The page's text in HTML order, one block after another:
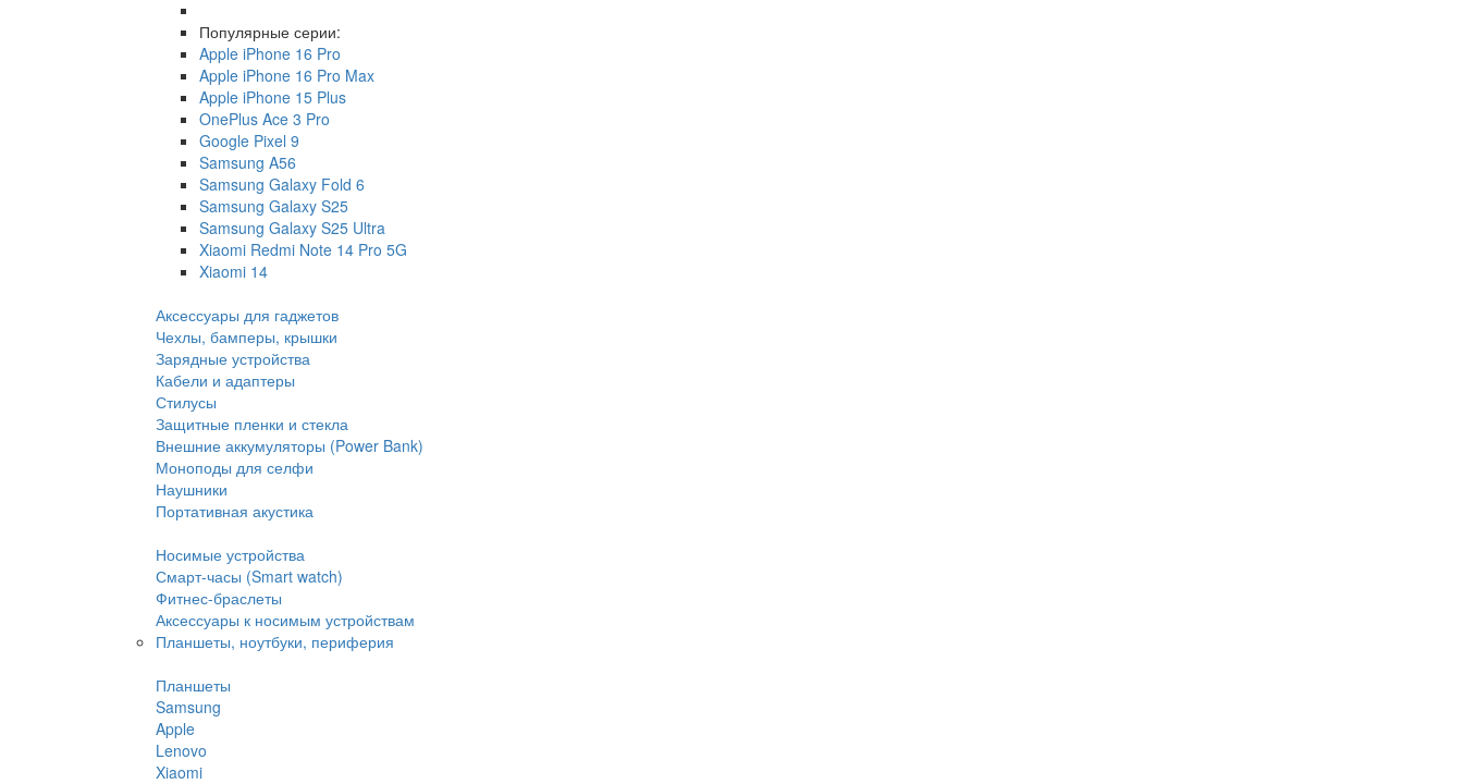
Популярные серии:
Apple iPhone 16 Pro
Apple iPhone 16 Pro Max
Apple iPhone 15 Plus
OnePlus Ace 3 Pro
Google Pixel 9
Samsung A56
Samsung Galaxy Fold 6
Samsung Galaxy S25
Samsung Galaxy S25 Ultra
Xiaomi Redmi Note 14 Pro 5G
Xiaomi 14
Аксессуары для гаджетов
Чехлы, бамперы, крышки
Зарядные устройства
Кабели и адаптеры
Стилусы
Защитные пленки и стекла
Внешние аккумуляторы (Power Bank)
Моноподы для селфи
Наушники
Портативная акустика
Носимые устройства
Смарт-часы (Smart watch)
Фитнес-браслеты
Аксессуары к носимым устройствам
Планшеты, ноутбуки, периферия
Планшеты
Samsung
Apple
Lenovo
Xiaomi